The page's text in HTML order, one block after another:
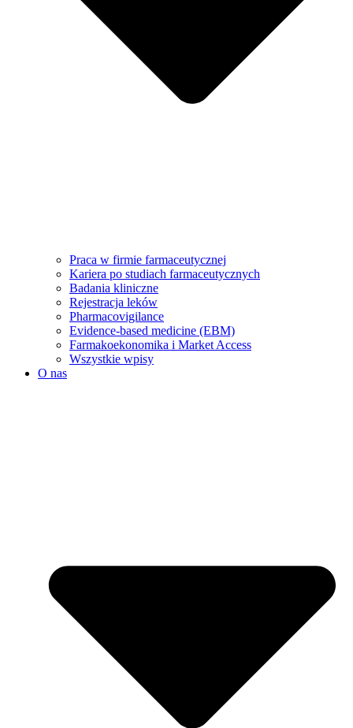
Praca w firmie farmaceutycznej
Kariera po studiach farmaceutycznych
Badania kliniczne
Rejestracja leków
Pharmacovigilance
Evidence-based medicine (EBM)
Farmakoekonomika i Market Access
Wszystkie wpisy
O nas